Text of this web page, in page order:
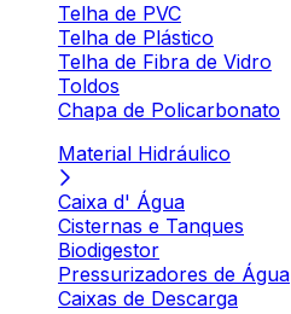
Telha de PVC
Telha de Plástico
Telha de Fibra de Vidro
Toldos
Chapa de Policarbonato
Material Hidráulico
Caixa d' Água
Cisternas e Tanques
Biodigestor
Pressurizadores de Água
Caixas de Descarga